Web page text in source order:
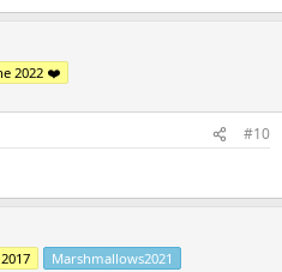
2022 ❤️
#10
Marshmallows2021